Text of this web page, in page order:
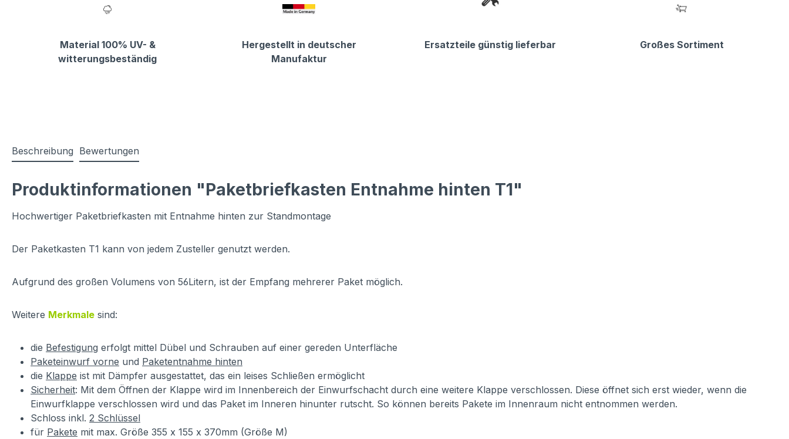
Material 100% UV- &
witterungsbeständig
Hergestellt in deutscher
Manufaktur
Ersatzteile günstig lieferbar Großes Sortiment
Beschreibung Bewertungen
Produktinformationen "Paketbriefkasten Entnahme hinten T1"
Hochwertiger Paketbriefkasten mit Entnahme hinten zur Standmontage
Der Paketkasten T1 kann von jedem Zusteller genutzt werden.
Aufgrund des großen Volumens von 56Litern, ist der Empfang mehrerer Paket möglich.
Weitere Merkmale sind:
die Befestigung erfolgt mittel Dübel und Schrauben auf einer gereden Unterfläche
Paketeinwurf vorne und Paketentnahme hinten
die Klappe ist mit Dämpfer ausgestattet, das ein leises Schließen ermöglicht
Sicherheit: Mit dem Öffnen der Klappe wird im Innenbereich der Einwurfschacht durch eine weitere Klappe verschlossen. Diese öffnet sich erst wieder, wenn die
Einwurfklappe verschlossen wird und das Paket im Inneren hinunter rutscht. So können bereits Pakete im Innenraum nicht entnommen werden.
Schloss inkl. 2 Schlüssel
für Pakete mit max. Größe 355 x 155 x 370mm (Größe M)